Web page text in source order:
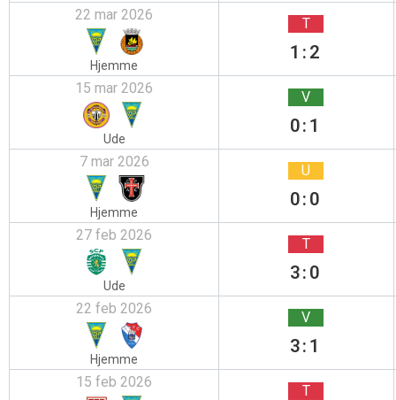
22 mar 2026
Hjemme
T
1:2
15 mar 2026
Ude
V
0:1
7 mar 2026
Hjemme
U
0:0
27 feb 2026
Ude
T
3:0
22 feb 2026
Hjemme
V
3:1
15 feb 2026 T